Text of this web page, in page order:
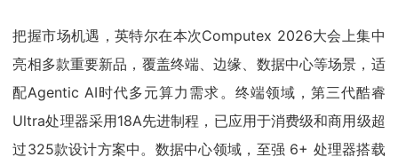
把握市场机遇，英特尔在本次Computex 2026大会上集中
亮相多款重要新品，覆盖终端、边缘、数据中心等场景，适
配Agentic AI时代多元算力需求。终端领域，第三代酷睿
Ultra处理器采用18A先进制程，已应用于消费级和商用级超
过325款设计方案中。数据中心领域，至强 6+ 处理器搭载